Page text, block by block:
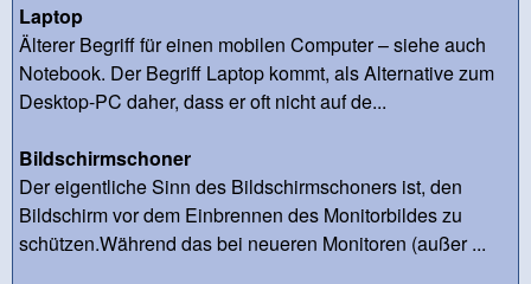
Laptop
Älterer Begriff für einen mobilen Computer – siehe auch
Notebook. Der Begriff Laptop kommt, als Alternative zum
Desktop-PC daher, dass er oft nicht auf de...
Bildschirmschoner
Der eigentliche Sinn des Bildschirmschoners ist, den
Bildschirm vor dem Einbrennen des Monitorbildes zu
schützen.Während das bei neueren Monitoren (außer ...